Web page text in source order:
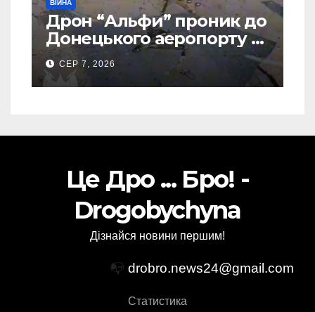
ВІЙНА
Дрон “Альфи” проник до
Донецького аеропорту та
спалив “Шахед” ще до
запуску
СЕР 7, 2026
Це Дро ... Бро! -
Drogobychyna
Дізнайся новини першим!
📭 drobro.news24@gmail.com
Статистика